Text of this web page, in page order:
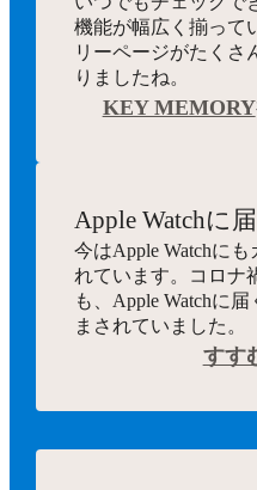
機能が幅広く揃って
リーページがたくさ
りましたね。
KEY MEMORY
Apple Watchに
今はApple Watchに
れています。コロナ
も、Apple Watchに
まされていました。
すす